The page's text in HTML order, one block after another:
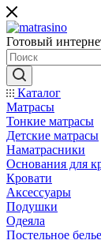
Готовый
Каталог
Матрасы
Тонкие матрасы
Детские матрасы
Наматрасники
Основания для
Кровати
Аксессуары
Подушки
Одеяла
Постельное белье